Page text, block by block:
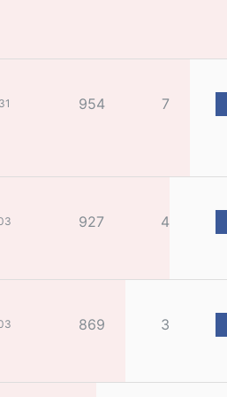
бүх
954 7
927 4
869 3